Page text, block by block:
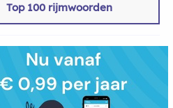
Top 100 rijmwoorden